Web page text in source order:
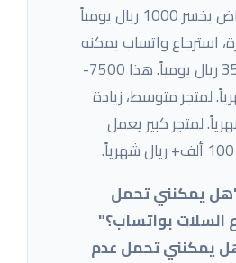
لمتجر صغير بالرياض يخسر 1000 ريال يومياً
استرجاع واتساب يمكنه
أن يرجع 250-350 ريال يومياً. هذا 7500-
شهرياً. لمتجر متوسط، زيادة
لمتجر كبير يعمل
يمكنني تحمل
السلات بواتساب؟"
يمكنني تحمل عدم